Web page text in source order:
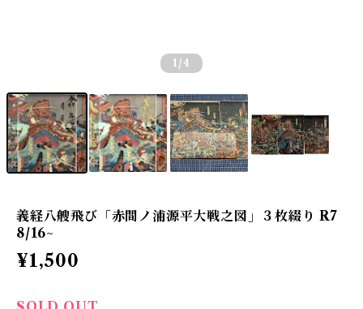
1 /4
義経八艘飛び「赤間ノ浦源平大戦之図」３枚綴り R7
8/16~
¥1,500